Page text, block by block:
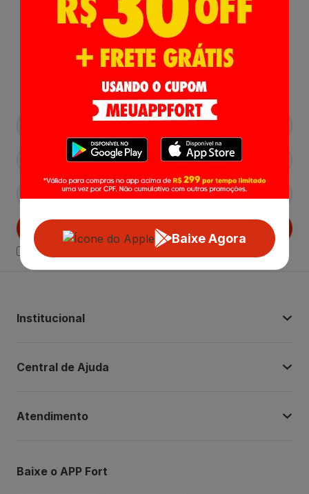
Baixe Agora
Receba nossasNovidades
Lançamentos e Promoções!
Cadastrar
Declaro estar ciente das Politicas de Privacidade.
Institucional
Central de Ajuda
Atendimento
Baixe o APP Fort